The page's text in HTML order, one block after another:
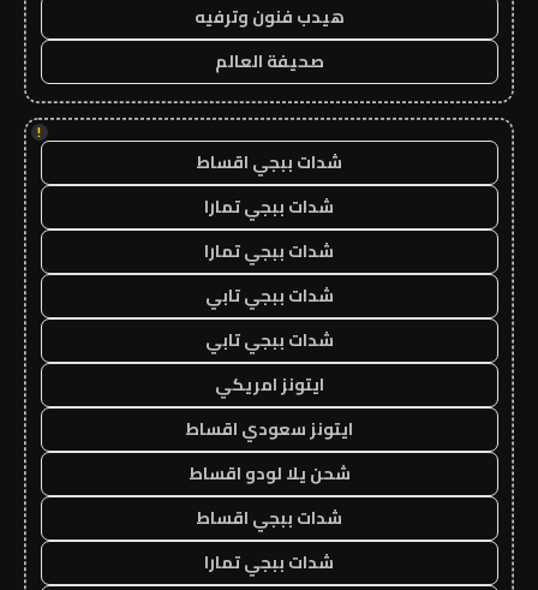
هيدب فنون وترفيه
صحيفة العالم
!
شدات ببجي اقساط
شدات ببجي تمارا
شدات ببجي تمارا
شدات ببجي تابي
شدات ببجي تابي
ايتونز امريكي
ايتونز سعودي اقساط
شحن يلا لودو اقساط
شدات ببجي اقساط
شدات ببجي تمارا